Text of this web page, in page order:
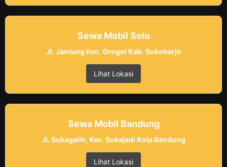
Sewa Mobil Solo
Jl. Jantung Kec. Grogol Kab. Sukoharjo
Lihat Lokasi
Sewa Mobil Bandung
Jl. Sukagalih, Kec. Sukajadi Kota Bandung
Lihat Lokasi